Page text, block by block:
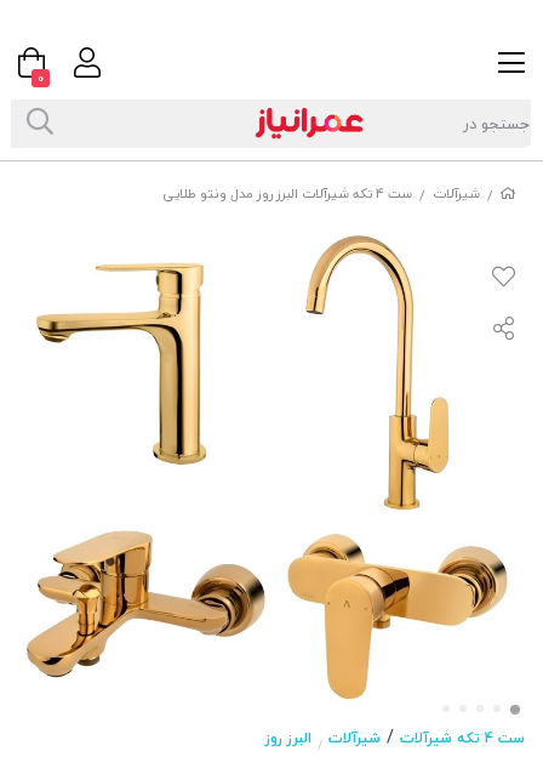
/ شیرآلات / ست 4 تکه شیرآلات البرز روز مدل ونتو طلایی
ست 4 تکه شیرآلات / شیرآلات / البرز روز
0